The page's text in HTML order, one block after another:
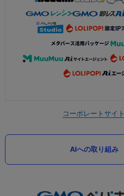
コーポレートサイト
AIへの取り組み